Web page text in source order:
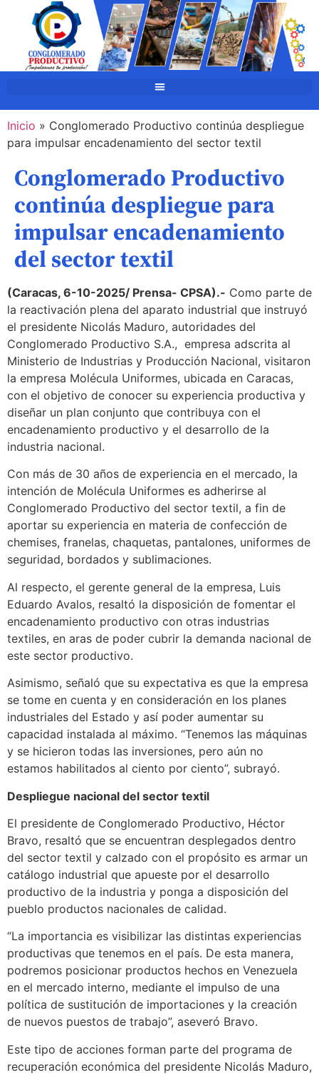
Inicio » Conglomerado Productivo continúa despliegue
para impulsar encadenamiento del sector textil
Conglomerado Productivo
continúa despliegue para
impulsar encadenamiento
del sector textil
(Caracas, 6-10-2025/ Prensa- CPSA).- Como parte de
la reactivación plena del aparato industrial que instruyó
el presidente Nicolás Maduro, autoridades del
Conglomerado Productivo S.A., empresa adscrita al
Ministerio de Industrias y Producción Nacional, visitaron
la empresa Molécula Uniformes, ubicada en Caracas,
con el objetivo de conocer su experiencia productiva y
diseñar un plan conjunto que contribuya con el
encadenamiento productivo y el desarrollo de la
industria nacional.
Con más de 30 años de experiencia en el mercado, la
intención de Molécula Uniformes es adherirse al
Conglomerado Productivo del sector textil, a fin de
aportar su experiencia en materia de confección de
chemises, franelas, chaquetas, pantalones, uniformes de
seguridad, bordados y sublimaciones.
Al respecto, el gerente general de la empresa, Luis
Eduardo Avalos, resaltó la disposición de fomentar el
encadenamiento productivo con otras industrias
textiles, en aras de poder cubrir la demanda nacional de
este sector productivo.
Asimismo, señaló que su expectativa es que la empresa
se tome en cuenta y en consideración en los planes
industriales del Estado y así poder aumentar su
capacidad instalada al máximo. “Tenemos las máquinas
y se hicieron todas las inversiones, pero aún no
estamos habilitados al ciento por ciento”, subrayó.
Despliegue nacional del sector textil
El presidente de Conglomerado Productivo, Héctor
Bravo, resaltó que se encuentran desplegados dentro
del sector textil y calzado con el propósito es armar un
catálogo industrial que apueste por el desarrollo
productivo de la industria y ponga a disposición del
pueblo productos nacionales de calidad.
“La importancia es visibilizar las distintas experiencias
productivas que tenemos en el país. De esta manera,
podremos posicionar productos hechos en Venezuela
en el mercado interno, mediante el impulso de una
política de sustitución de importaciones y la creación
de nuevos puestos de trabajo”, aseveró Bravo.
Este tipo de acciones forman parte del programa de
recuperación económica del presidente Nicolás Maduro,